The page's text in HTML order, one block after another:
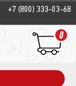
+7 (800) 333-03-68
0